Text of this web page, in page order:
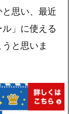
思い、最近
」に使える
と思いま